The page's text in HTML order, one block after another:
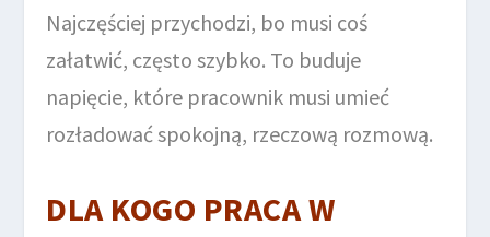
Najczęściej przychodzi, bo musi coś
załatwić, często szybko. To buduje
napięcie, które pracownik musi umieć
rozładować spokojną, rzeczową rozmową.
DLA KOGO PRACA W